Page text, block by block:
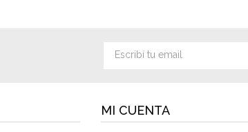
MI CUENTA